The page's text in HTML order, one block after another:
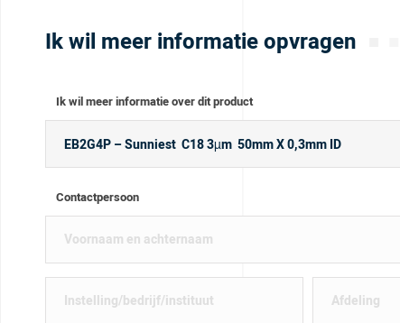
Ik wil meer informatie opvragen
Ik wil meer informatie over dit product
Contactpersoon